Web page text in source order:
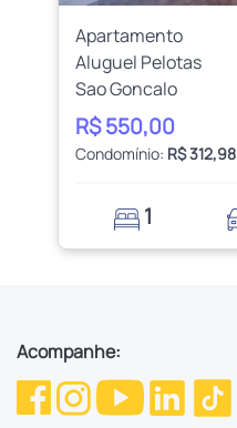
Apartamento
Aluguel Pelotas
Sao Goncalo
R$ 550,00
Condomínio: R$ 312,98
1
Acompanhe: